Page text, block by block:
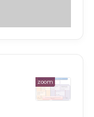
zoom